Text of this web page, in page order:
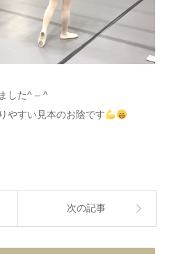
した^ – ^
やすい見本のお陰です
次の記事